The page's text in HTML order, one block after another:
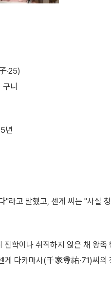
·25)
니
년
"라고 말했고, 센게 씨는 "사실
학이나 취직하지 않은 채 왕족
게 다카마사(千家尊祐·71)씨의